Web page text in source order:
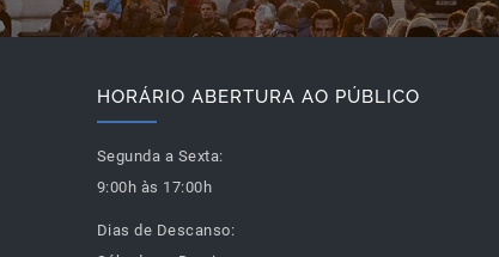
HORÁRIO ABERTURA AO PÚBLICO
Segunda a Sexta:
9:00h às 17:00h
Dias de Descanso: